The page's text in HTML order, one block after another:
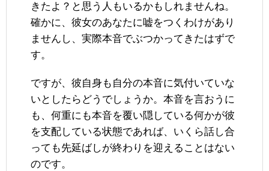
きたよ？と思う人もいるかもしれませんね。
確かに、彼女のあなたに嘘をつくわけがあり
ませんし、実際本音でぶつかってきたはずで
す。
ですが、彼自身も自分の本音に気付いていな
いとしたらどうでしょうか。本音を言おうに
も、何重にも本音を覆い隠している何かが彼
を支配している状態であれば、いくら話し合
っても先延ばしが終わりを迎えることはない
のです。